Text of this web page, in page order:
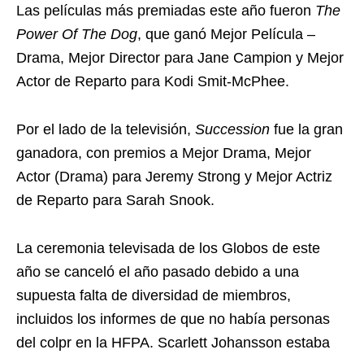
Las películas más premiadas este año fueron The
Power Of The Dog, que ganó Mejor Película –
Drama, Mejor Director para Jane Campion y Mejor
Actor de Reparto para Kodi Smit-McPhee.
Por el lado de la televisión, Succession fue la gran
ganadora, con premios a Mejor Drama, Mejor
Actor (Drama) para Jeremy Strong y Mejor Actriz
de Reparto para Sarah Snook.
La ceremonia televisada de los Globos de este
año se canceló el año pasado debido a una
supuesta falta de diversidad de miembros,
incluidos los informes de que no había personas
del colpr en la HFPA. Scarlett Johansson estaba